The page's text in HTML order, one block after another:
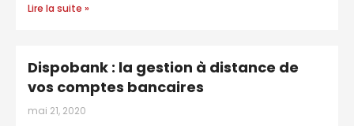
Lire la suite »
Dispobank : la gestion à distance de
vos comptes bancaires
mai 21, 2020